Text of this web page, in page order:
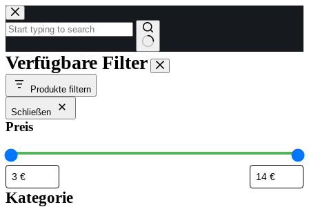
Zum
Inhalt
springen
Keine
Ergebnisse
Verfügbare Filter
Produkte filtern
Schließen
Preis
Kategorie